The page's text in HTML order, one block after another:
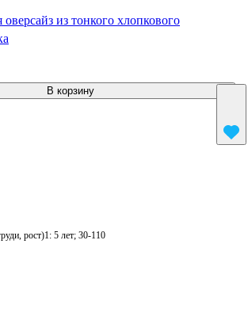
из тонкого хлопкового
В корзину
рост)1: 5 лет; 30-110